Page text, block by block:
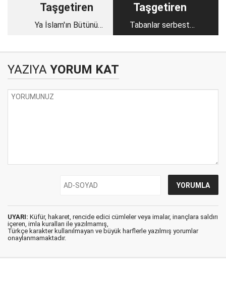
Taşgetiren
Ya İslam'ın Bütünü
Taşgetiren
Tabanlar serbest
bırakılsa...
YAZIYA YORUM KAT
UYARI: Küfür, hakaret, rencide edici cümleler veya imalar, inançlara saldırı
içeren, imla kuralları ile yazılmamış,
Türkçe karakter kullanılmayan ve büyük harflerle yazılmış yorumlar
onaylanmamaktadır.